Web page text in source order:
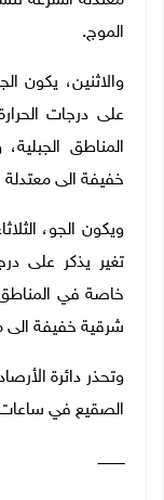
الموج.
والاثنين، يكون
على درجات
المناطق
خفيفة الى معتدلة
ويكون الجو،
تغير يذكر على
خاصة في المناطق
شرقية خفيفة الى
وتحذر دائرة
الصقيع في ساعات
ــــــــــــ